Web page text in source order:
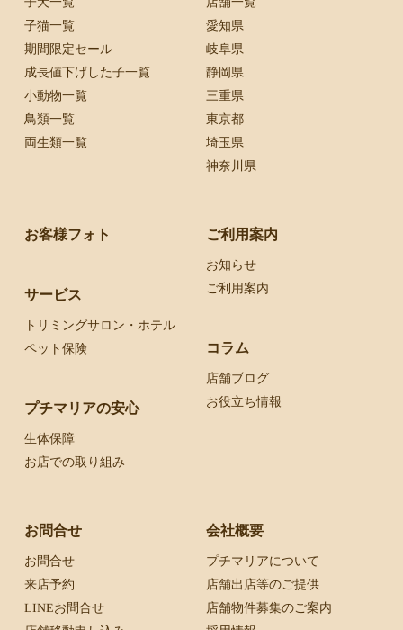
子猫一覧
期間限定セール
成長値下げした子一覧
小動物一覧
鳥類一覧
両生類一覧
愛知県
岐阜県
静岡県
三重県
東京都
埼玉県
神奈川県
お客様フォト
サービス
トリミングサロン・ホテル
ペット保険
プチマリアの安心
生体保障
お店での取り組み
ご利用案内
お知らせ
ご利用案内
コラム
店舗ブログ
お役立ち情報
お問合せ
お問合せ
来店予約
LINEお問合せ
会社概要
プチマリアについて
店舗出店等のご提供
店舗物件募集のご案内